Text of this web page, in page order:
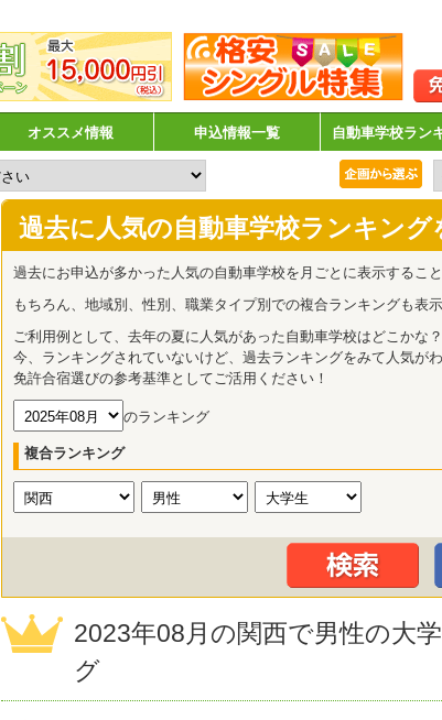
オススメ情報 申込情報一覧 自動車学校ラン
過去に人気の自動車学校ランキング
過去にお申込が多かった人気の自動車学校を月ごとに表示すること
もちろん、地域別、性別、職業タイプ別での複合ランキングも表示
ご利用例として、去年の夏に人気があった自動車学校はどこかな？
今、ランキングされていないけど、過去ランキングをみて人気が
免許合宿選びの参考基準としてご活用ください！
のランキング
複合ランキング
2023年08月の関西で男性の大
グ